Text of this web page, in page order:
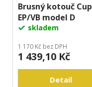
Brusný kotouč Cup
EP/VB model D
skladem
1 170 Kč bez DPH
1 439,10 Kč
Detail